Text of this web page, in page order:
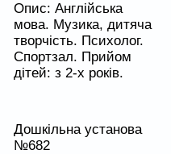
Опис: Англійська
мова. Музика, дитяча
творчість. Психолог.
Спортзал. Прийом
дітей: з 2-х років.
Дошкільна установа
№682